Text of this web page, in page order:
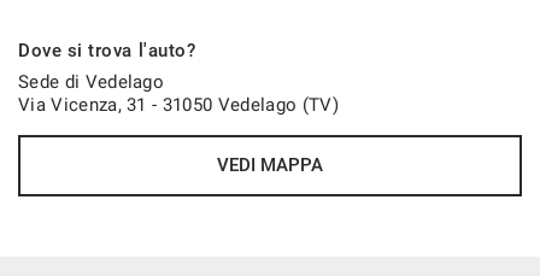
Dove si trova l'auto?
Sede di Vedelago
Via Vicenza, 31 - 31050 Vedelago (TV)
VEDI MAPPA